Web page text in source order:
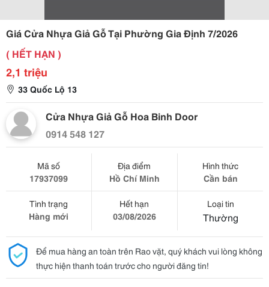
Giá Cửa Nhựa Giả Gỗ Tại Phường Gia Định 7/2026
( HẾT HẠN )
2,1 triệu
33 Quốc Lộ 13
Cửa Nhựa Giả Gỗ Hoa Binh Door
0914 548 127
Mã số
17937099
Địa điểm
Hồ Chí Minh
Hình thức
Cần bán
Tình trạng
Hàng mới
Hết hạn
03/08/2026
Loại tin
Thường
Để mua hàng an toàn trên Rao vặt, quý khách vui lòng không
thực hiện thanh toán trước cho người đăng tin!